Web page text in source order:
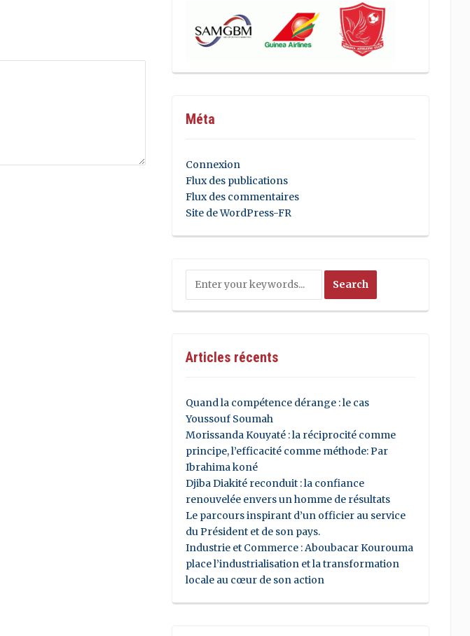
Méta
Connexion
Flux des publications
Flux des commentaires
Site de WordPress-FR
Articles récents
Quand la compétence dérange : le cas
Youssouf Soumah
Morissanda Kouyaté : la réciprocité comme
principe, l’efficacité comme méthode: Par
Ibrahima koné
Djiba Diakité reconduit : la confiance
renouvelée envers un homme de résultats
Le parcours inspirant d’un officier au service
du Président et de son pays.
Industrie et Commerce : Aboubacar Kourouma
place l’industrialisation et la transformation
locale au cœur de son action